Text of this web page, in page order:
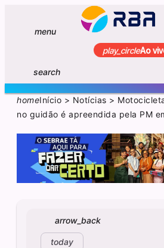
menu
play_circleAo
search
homeInício > Notícias >
no guidão é apreendida pela PM
arrow_back
today